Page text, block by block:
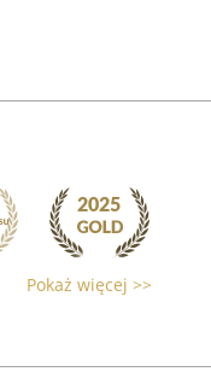
Pokaż więcej >>